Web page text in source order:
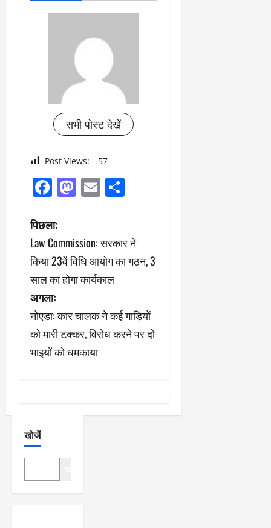
सभी पोस्ट देखें
Post Views: 57
Facebook
Mastodon
Email
पो
स्ट
ने
वि
गे
श
पिछला:
Law Commission: सरकार ने
किया 23वें विधि आयोग का गठन, 3
साल का होगा कार्यकाल
अगला:
नोएडा: कार चालक ने कई गाड़ियों
को मारी टक्कर, विरोध करने पर दो
भाइयों को धमकाया
खोजें